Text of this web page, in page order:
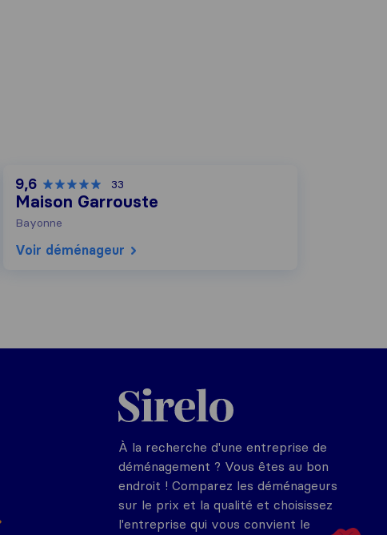
9,6 33
Maison Garrouste
Bayonne
Voir déménageur
Sirelo.fr
À la recherche d'une entreprise de
déménagement ? Vous êtes au bon
endroit ! Comparez les déménageurs
sur le prix et la qualité et choisissez
l'entreprise qui vous convient le